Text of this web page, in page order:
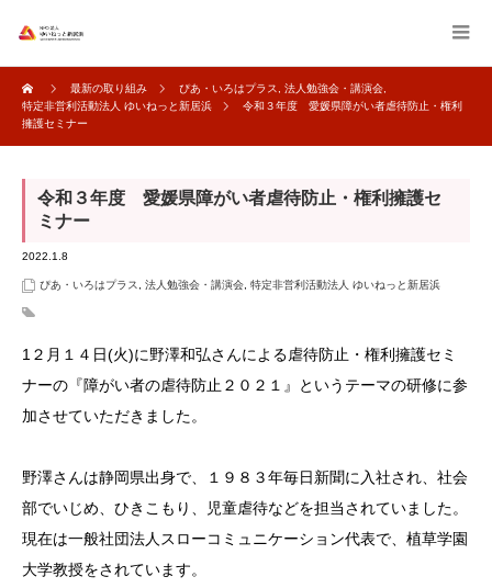
最新の取り組み ぴあ・いろはプラス 法人勉強会・講演会
特定非営利活動法人 ゆいねっと新居浜
令和３年度 愛媛県障がい者虐待防止・権利
擁護セミナー
令和３年度 愛媛県障がい者虐待防止・権利擁護セ
ミナー
2022.1.8
ぴあ・いろはプラス 法人勉強会・講演会 特定非営利活動法人 ゆいねっと新居浜
1２月１４日(火)に野澤和弘さんによる虐待防止・権利擁護セミ
ナーの『障がい者の虐待防止２０２１』というテーマの研修に参
加させていただきました。
野澤さんは静岡県出身で、１９８３年毎日新聞に入社され、社会
部でいじめ、ひきこもり、児童虐待などを担当されていました。
現在は一般社団法人スローコミュニケーション代表で、植草学園
大学教授をされています。